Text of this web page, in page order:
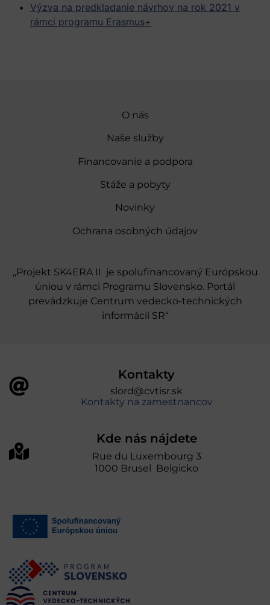
Výzva na predkladanie návrhov na rok 2021 v
rámci programu Erasmus+
O nás
Naše služby
Financovanie a podpora
Stáže a pobyty
Novinky
Ochrana osobných údajov
„Projekt SK4ERA II je spolufinancovaný Európskou
úniou v rámci Programu Slovensko. Portál
prevádzkuje Centrum vedecko-technických
informácií SR“
Kontakty
slord@cvtisr.sk
Kontakty na zamestnancov
Kde nás nájdete
Rue du Luxembourg 3
1000 Brusel Belgicko